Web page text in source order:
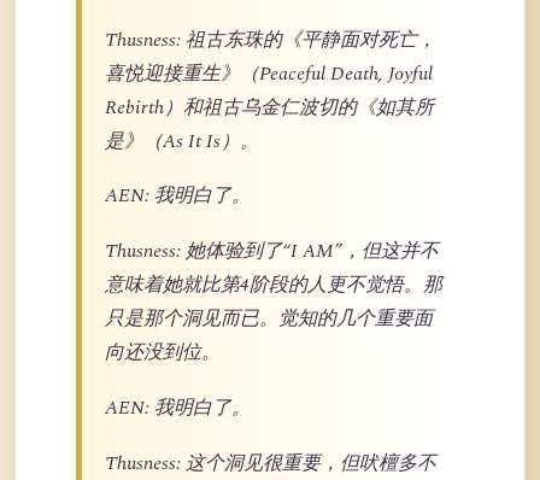
Thusness: 祖古东珠的《平静面对死亡，
喜悦迎接重生》（Peaceful Death, Joyful
Rebirth）和祖古乌金仁波切的《如其所
是》（As It Is）。
AEN: 我明白了。
Thusness: 她体验到了“I AM”，但这并不
意味着她就比第4阶段的人更不觉悟。那
只是那个洞见而已。觉知的几个重要面
向还没到位。
AEN: 我明白了。
Thusness: 这个洞见很重要，但吠檀多不